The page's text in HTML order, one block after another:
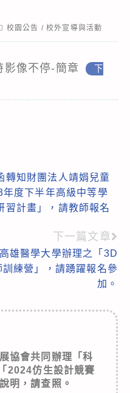
校園公告 / 校外宣導與活動
影像不停-簡章
下
轉知財團法人靖娟兒童
度下半年高級中等學
習計畫」，請教師報名
下一篇文章
雄醫學大學辦理之「3D
練營」，請踴躍報名參
加。
協會共同辦理「科
2024仿生設計競賽
明，請查照。